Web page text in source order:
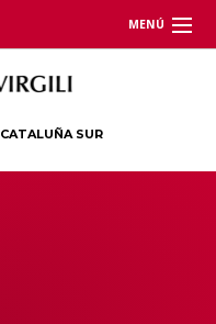
MENÚ
CATALUÑA SUR